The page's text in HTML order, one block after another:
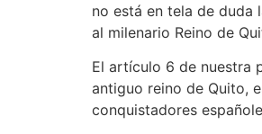
no está en tela de duda
al milenario Reino de
El artículo 6 de nuestra
antiguo reino de Quito,
conquistadores